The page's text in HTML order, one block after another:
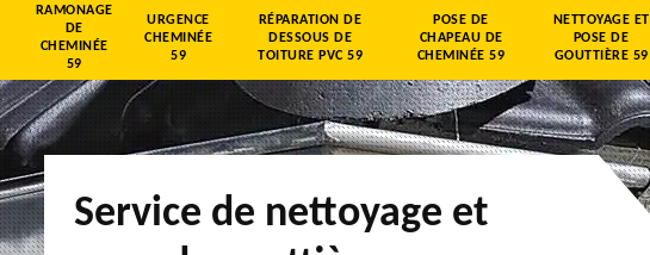
RAMONAGE
DE
CHEMINÉE
59
URGENCE
CHEMINÉE
59
RÉPARATION DE
DESSOUS DE
TOITURE PVC 59
POSE DE
CHAPEAU DE
CHEMINÉE 59
NETTOYAGE ET
POSE DE
GOUTTIÈRE 59
Service de nettoyage et